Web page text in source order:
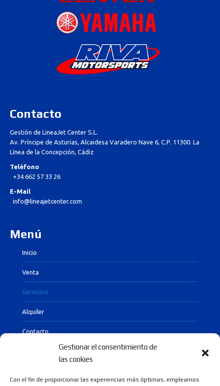
Gestionar el consentimiento de
las cookies
Con el fin de proporcionar las experiencias más óptimas, empleamos
Contacto
Gestión de LineaJet Center S.L.
Av. Príncipe de Asturias, Alcaidesa Varadero Nave 6, C.P. 11300. La
Línea de la Concepción, Cádiz
Teléfono
+34 662 57 33 26
E-Mail
info@lineajetcenter.com
Menú
Inicio
Venta
Servicios
Alquiler
Contacto
Documentos legales